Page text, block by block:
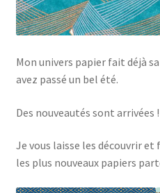
Mon univers papier fait déjà
avez passé un bel été.
Des nouveautés sont arrivées !
Je vous laisse les découvrir
les plus nouveaux papiers